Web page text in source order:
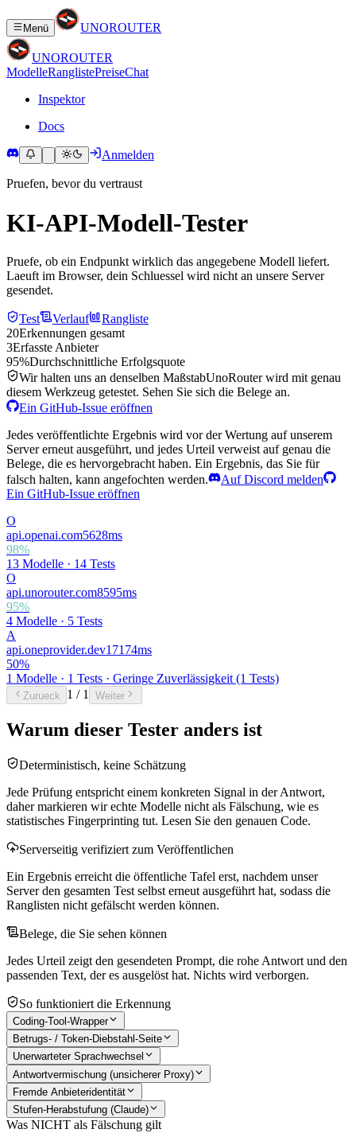
Menü UNOROUTER
UNOROUTER
ModelleRanglistePreiseChat
Inspektor
Docs
Anmelden
Pruefen, bevor du vertraust
KI-API-Modell-Tester
Pruefe, ob ein Endpunkt wirklich das angegebene Modell liefert.
Laeuft im Browser, dein Schluessel wird nicht an unsere Server
gesendet.
Test Verlauf
Rangliste
20Erkennungen gesamt
3Erfasste Anbieter
95%Durchschnittliche Erfolgsquote
Wir halten uns an denselben MaßstabUnoRouter wird mit genau
diesem Werkzeug getestet. Sehen Sie sich die Belege an.
Ein GitHub-Issue eröffnen
Jedes veröffentlichte Ergebnis wird vor der Wertung auf unserem
Server erneut ausgeführt, und jedes Urteil verweist auf genau die
Belege, die es hervorgebracht haben. Ein Ergebnis, das Sie für
falsch halten, kann angefochten werden.
Auf Discord melden
Ein GitHub-Issue eröffnen
O
api.openai.com5628ms
98%
13 Modelle · 14 Tests
O
api.unorouter.com8595ms
95%
4 Modelle · 5 Tests
A
api.oneprovider.dev17174ms
50%
1 Modelle · 1 Tests · Geringe Zuverlässigkeit (1 Tests)
Zurueck 1 / 1 Weiter
Warum dieser Tester anders ist
Deterministisch, keine Schätzung
Jede Prüfung entspricht einem konkreten Signal in der Antwort,
daher markieren wir echte Modelle nicht als Fälschung, wie es
statistisches Fingerprinting tut. Lesen Sie den genauen Code.
Serverseitig verifiziert zum Veröffentlichen
Ein Ergebnis erreicht die öffentliche Tafel erst, nachdem unser
Server den gesamten Test selbst erneut ausgeführt hat, sodass die
Ranglisten nicht gefälscht werden können.
Belege, die Sie sehen können
Jedes Urteil zeigt den gesendeten Prompt, die rohe Antwort und den
passenden Text, der es ausgelöst hat. Nichts wird verborgen.
So funktioniert die Erkennung
Coding-Tool-Wrapper
Betrugs- / Token-Diebstahl-Seite
Unerwarteter Sprachwechsel
Antwortvermischung (unsicherer Proxy)
Fremde Anbieteridentität
Stufen-Herabstufung (Claude)
Was NICHT als Fälschung gilt